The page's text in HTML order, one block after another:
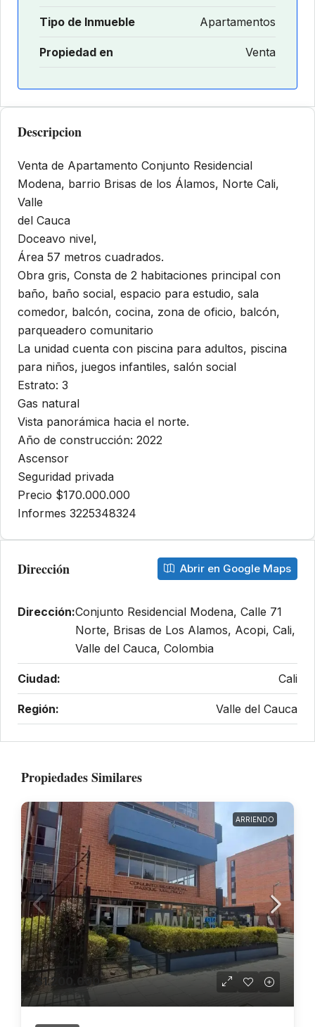
Tipo de Inmueble Apartamentos
Propiedad en Venta
Descripcion
Venta de Apartamento Conjunto Residencial
Modena, barrio Brisas de los Álamos, Norte Cali,
Valle
del Cauca
Doceavo nivel,
Área 57 metros cuadrados.
Obra gris, Consta de 2 habitaciones principal con
baño, baño social, espacio para estudio, sala
comedor, balcón, cocina, zona de oficio, balcón,
parqueadero comunitario
La unidad cuenta con piscina para adultos, piscina
para niños, juegos infantiles, salón social
Estrato: 3
Gas natural
Vista panorámica hacia el norte.
Año de construcción: 2022
Ascensor
Seguridad privada
Precio $170.000.000
Informes 3225348324
Dirección Abrir en Google Maps
Dirección:Conjunto Residencial Modena, Calle 71
Norte, Brisas de Los Alamos, Acopi, Cali,
Valle del Cauca, Colombia
Ciudad: Cali
Región: Valle del Cauca
Propiedades Similares
ARRIENDO
$1.200.000